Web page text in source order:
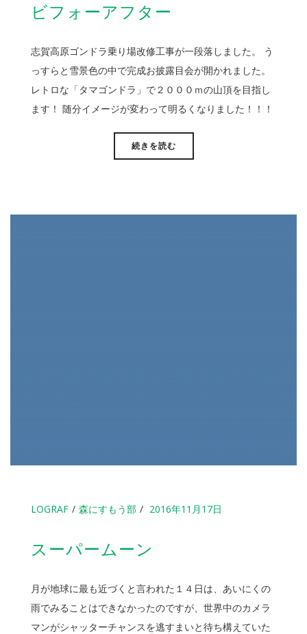
ビフォーアフター
志賀高原ゴンドラ乗り場改修工事が一段落しました。 う
っすらと雪景色の中で完成お披露目会が開かれました。
レトロな「タマゴンドラ」で２０００ｍの山頂を目指し
ます！ 随分イメージが変わって明るくなりました！！！
続きを読む
LOGRAF 森にすもう部 2016年11月17日
スーパームーン
月が地球に最も近づくと言われた１４日は、あいにくの
雨でみることはできなかったのですが、世界中のカメラ
マンがシャッターチャンスを逃すまいと待ち構えていた